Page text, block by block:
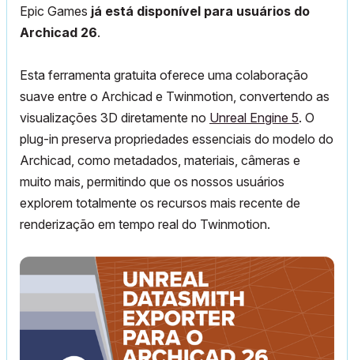
Epic Games já está disponível para usuários do
Archicad 26.
Esta ferramenta gratuita oferece uma colaboração
suave entre o Archicad e Twinmotion, convertendo as
visualizações 3D diretamente no Unreal Engine 5. O
plug-in preserva propriedades essenciais do modelo do
Archicad, como metadados, materiais, câmeras e
muito mais, permitindo que os nossos usuários
explorem totalmente os recursos mais recente de
renderização em tempo real do Twinmotion.